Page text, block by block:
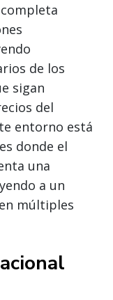
de los
sigan
del
entorno está
donde el
una
a un
múltiples